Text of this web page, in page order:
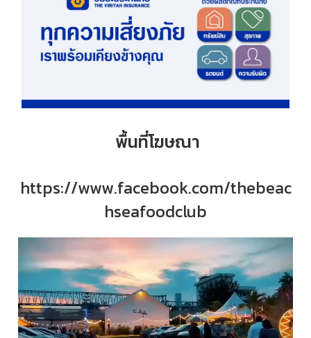
พื้นที่โฆษณา
https://www.facebook.com/thebeac
hseafoodclub